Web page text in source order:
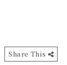
Share This